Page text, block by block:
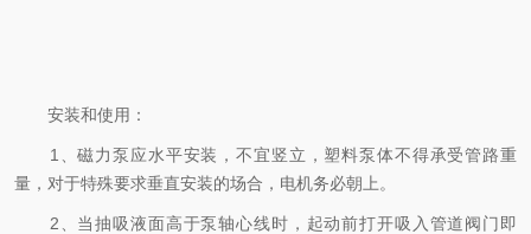
安装和使用：
1、磁力泵应水平安装，不宜竖立，塑料泵体不得承受管路重
量，对于特殊要求垂直安装的场合，电机务必朝上。
2、当抽吸液面高于泵轴心线时，起动前打开吸入管道阀门即